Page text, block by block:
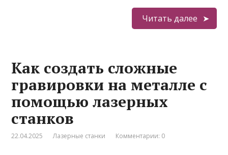
Читать далее
Как создать сложные
гравировки на металле с
помощью лазерных
станков
22.04.2025 Лазерные станки Комментарии: 0